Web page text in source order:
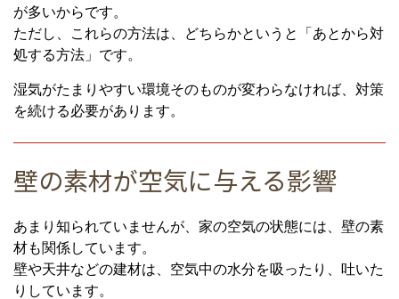
が多いからです。
ただし、これらの方法は、どちらかというと「あとから対
処する方法」です。
湿気がたまりやすい環境そのものが変わらなければ、対策
を続ける必要があります。
壁の素材が空気に与える影響
あまり知られていませんが、家の空気の状態には、壁の素
材も関係しています。
壁や天井などの建材は、空気中の水分を吸ったり、吐いた
りしています。